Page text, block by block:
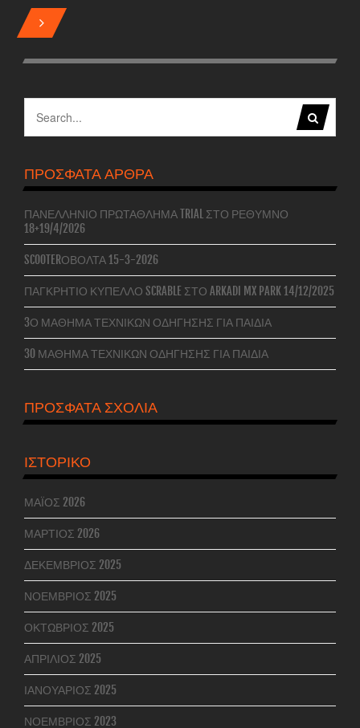
ΠΡΌΣΦΑΤΑ ΆΡΘΡΑ
ΠΑΝΕΛΛΉΝΙΟ ΠΡΩΤΆΘΛΗΜΑ TRIAL ΣΤΟ ΡΈΘΥΜΝΟ
18+19/4/2026
SCOOTERΌΒΟΛΤΑ 15-3-2026
ΠΑΓΚΡΉΤΙΟ ΚΎΠΕΛΛΟ SCRABLE ΣΤΟ ARKADI MX PARK 14/12/2025
3Ο ΜΆΘΗΜΑ ΤΕΧΝΙΚΏΝ ΟΔΉΓΗΣΗΣ ΓΙΑ ΠΑΙΔΙΆ
3O ΜΆΘΗΜΑ ΤΕΧΝΙΚΏΝ ΟΔΉΓΗΣΗΣ ΓΙΑ ΠΑΙΔΙΆ
ΠΡΌΣΦΑΤΑ ΣΧΌΛΙΑ
ΙΣΤΟΡΙΚΌ
ΜΆΙΟΣ 2026
ΜΆΡΤΙΟΣ 2026
ΔΕΚΈΜΒΡΙΟΣ 2025
ΝΟΈΜΒΡΙΟΣ 2025
ΟΚΤΏΒΡΙΟΣ 2025
ΑΠΡΊΛΙΟΣ 2025
ΙΑΝΟΥΆΡΙΟΣ 2025
ΝΟΈΜΒΡΙΟΣ 2023